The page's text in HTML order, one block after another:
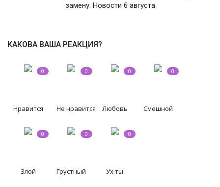
ПОЛИТИКА
ЗДОРОВЬЕ
КУЛЬТУРА
замену. Новости 6 августа
КАКОВА ВАША РЕАКЦИЯ?
0
Нравится
0
Не нравится
0
Любовь
0
Смешной
0
Злой
0
Грустный
0
Ух ты